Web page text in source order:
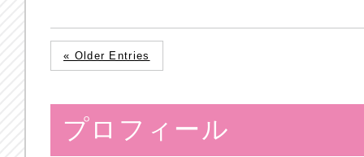
« Older Entries
プロフィール